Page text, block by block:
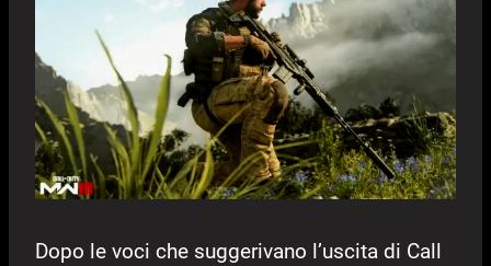
Dopo le voci che suggerivano l’uscita di Call